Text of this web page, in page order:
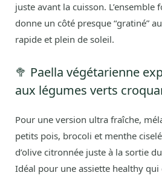
juste avant la cuisson. L’ensemble
donne un côté presque “gratiné”
rapide et plein de soleil.
🥦 Paella végétarienne
aux légumes verts
Pour une version ultra fraîche,
petits pois, brocoli et menthe
d’olive citronnée juste à la sortie
Idéal pour une assiette healthy